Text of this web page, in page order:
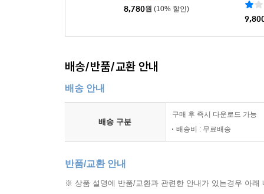
3부에서는 본격적으로 지금, 여기의 남성성을
기반으로 삼으면서 형성되는 K-내셔널리즘이
위기에 빠진 한국 사회를 구할 수 있는 시민-선
제왕의 첩』 등 인기를 끌었던 영화들을 중심으로
못한다는 것을 지적하면서 백윤식 캐릭터를 통해
지켜라』 『그때 그사람들』 등에서 백윤식의 캐
8,780원 (10% 할인)
배송/반품/교환 안내
배송 안내
배송 구분
구매 후 즉시 다운로드 가능
배송비 : 무료배송
반품/교환 안내
※ 상품 설명에 반품/교환과 관련한 안내가 있는경우 아